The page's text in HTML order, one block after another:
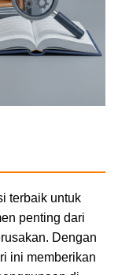
terbaik untuk
penting dari
Dengan
ini memberikan